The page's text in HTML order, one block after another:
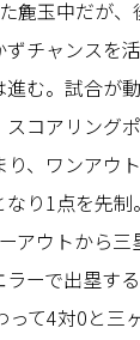
麁玉中だが
チャンスを
む。試合が
コアリング
、ワンアウ
り1点を先
アウトから
ーで出塁す
って4対0と三